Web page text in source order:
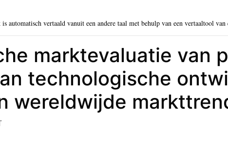
automatisch vertaald vanuit een andere taal met behulp van een vertaaltool van
marktevaluatie van
technologische
wereldwijde